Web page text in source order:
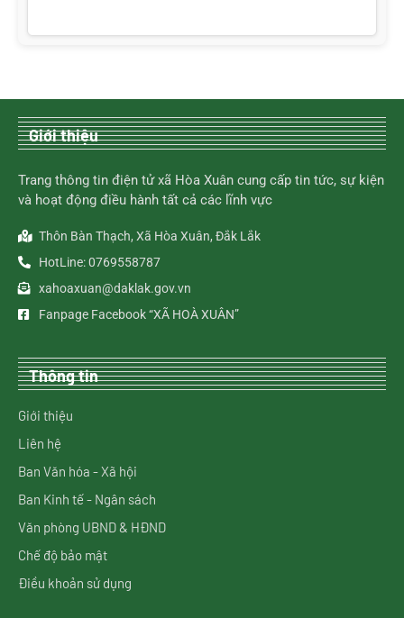
Giới thiệu
Trang thông tin điện tử xã Hòa Xuân cung cấp tin tức, sự kiện
và hoạt động điều hành tất cả các lĩnh vực
Thôn Bàn Thạch, Xã Hòa Xuân, Đắk Lắk
HotLine: 0769558787
xahoaxuan@daklak.gov.vn
Fanpage Facebook “XÃ HOÀ XUÂN”
Thông tin
Giới thiệu
Liên hệ
Ban Văn hóa - Xã hội
Ban Kinh tế - Ngân sách
Văn phòng UBND & HĐND
Chế độ bảo mật
Điều khoản sử dụng